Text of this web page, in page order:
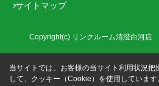
サイトマップ
Copyright(c) リンクルーム清澄白河
当サイトでは、お客様の当サイト利用状況把
して、クッキー（Cookie）を使用しています